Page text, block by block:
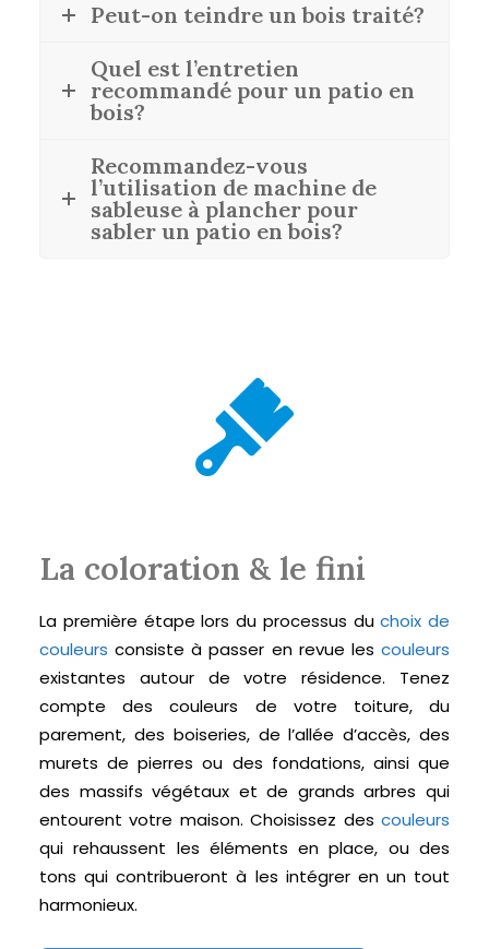
Peut-on teindre un bois traité?
Quel est l’entretien
recommandé pour un patio en
bois?
Recommandez-vous
l’utilisation de machine de
sableuse à plancher pour
sabler un patio en bois?
La coloration & le fini
La première étape lors du processus duchoix de
couleurs consiste à passer en revue les couleurs
existantes autour de votre résidence. Tenez
compte des couleurs de votre toiture, du
parement, des boiseries, de l’allée d’accès, des
murets de pierres ou des fondations, ainsi que
des massifs végétaux et de grands arbres qui
entourent votre maison. Choisissez des couleurs
qui rehaussent les éléments en place, ou des
tons qui contribueront à les intégrer en un tout
harmonieux.